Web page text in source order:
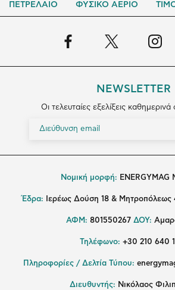
ΠΕΤΡΕΛΑΙΟ ΦΥΣΙΚΟ ΑΕΡΙΟ
NEWSLETTER
Οι τελευταίες εξελίξεις
Νομική μορφή: ENERGYMAG
Έδρα: Ιερέως Δούση 18 & Μητροπόλεως
ΑΦΜ: 801550267 ΔΟΥ:
Τηλέφωνο: +30 210 640
Πληροφορίες / Δελτία Τύπου:
Διευθυντής: Νικόλαος